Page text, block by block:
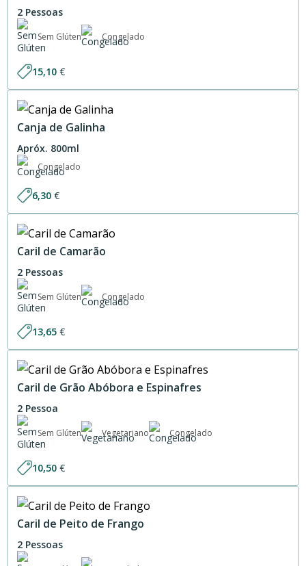
2 Pessoas
Sem Glúten Congelado
15,10 €
Canja de Galinha
Apróx. 800ml
Congelado
6,30 €
Caril de Camarão
2 Pessoas
Sem Glúten Congelado
13,65 €
Caril de Grão Abóbora e Espinafres
2 Pessoa
Sem Glúten Vegetariano Congelado
10,50 €
Caril de Peito de Frango
2 Pessoas